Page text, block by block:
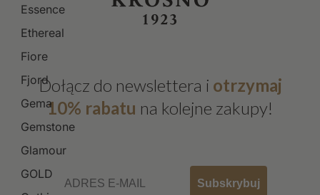
Essence
Ethereal
Fiore
Fjord
Gema
Gemstone
Glamour
GOLD
Dołącz do newslettera i otrzymaj
10% rabatu na kolejne zakupy!
Subskrybuj